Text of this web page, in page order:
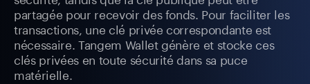
partagée pour recevoir des fonds. Pour faciliter les
transactions, une clé privée correspondante est
nécessaire. Tangem Wallet génère et stocke ces
clés privées en toute sécurité dans sa puce
matérielle.